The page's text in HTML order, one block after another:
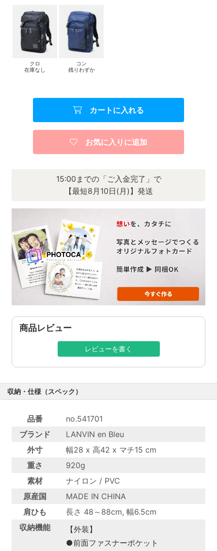
クロ
在庫なし
コン
残りわずか
カートに入れる
お気に入りに追加
15:00までの「ご入金完了」で
【最短8月10日(月)】発送
商品レビュー
レビューを書く
収納・仕様（スペック）
品番
no.541701
ブランド
LANVIN en Bleu
外寸
幅28 x 高42 x マチ15 cm
重さ
920g
素材
ナイロン / PVC
原産国
MADE IN CHINA
肩ひも
長さ 48～88cm, 幅6.5cm
収納機能
【外装】
●前面ファスナーポケット